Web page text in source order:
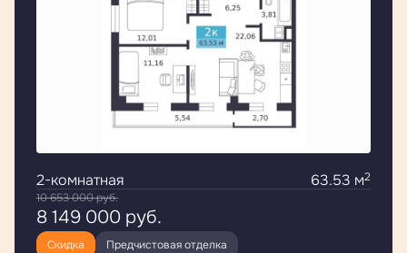
2-комнатная 63.53 м2
10 653 000руб.
8 149 000 руб.
Скидка Предчистовая отделка